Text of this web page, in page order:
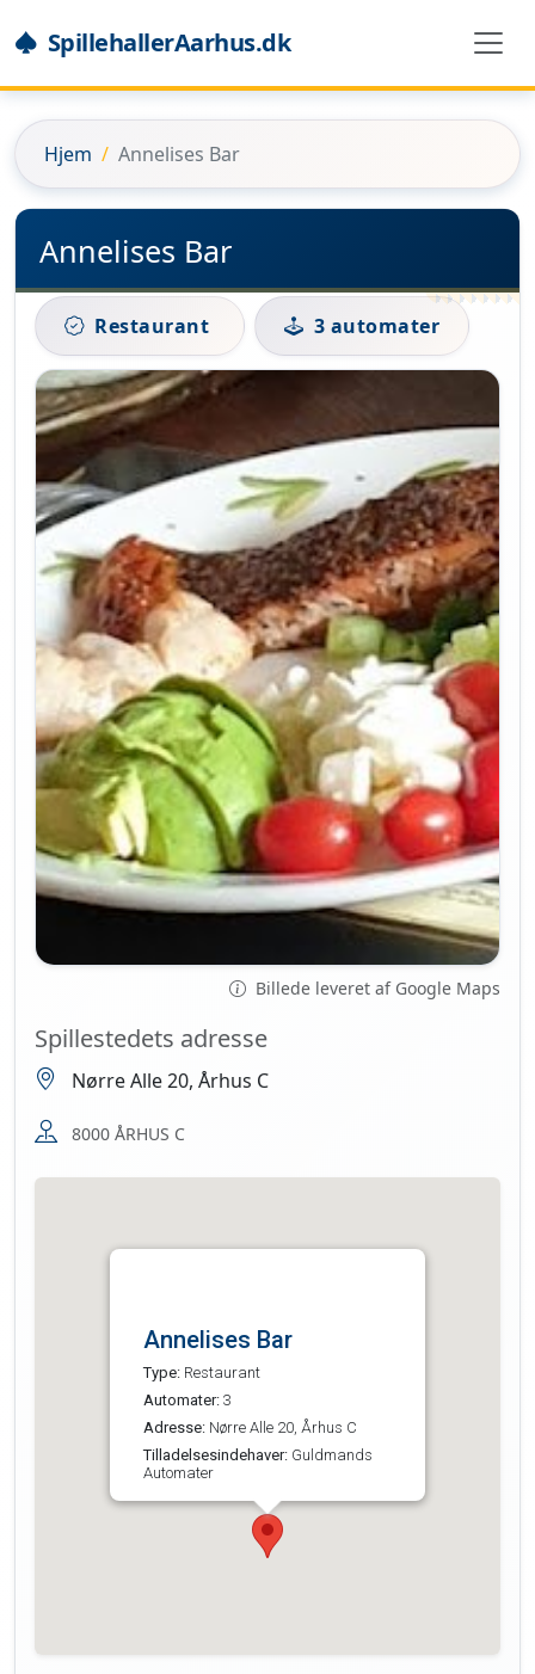
SpillehallerAarhus.dk
Hjem Annelises Bar
Annelises Bar
Restaurant 3 automater
Billede leveret af Google Maps
Spillestedets adresse
Nørre Alle 20, Århus C
8000 ÅRHUS C
Annelises Bar
Type: Restaurant
Automater: 3
Adresse: Nørre Alle 20, Århus C
Tilladelsesindehaver: Guldmands
Automater